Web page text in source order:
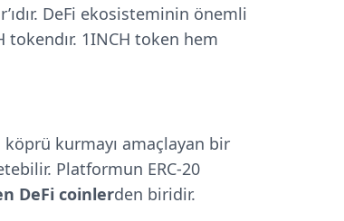
DeFi ekosisteminin önemli
1INCH token hem
köprü kurmayı amaçlayan bir
Platformun ERC-20
DeFi coinlerden biridir.